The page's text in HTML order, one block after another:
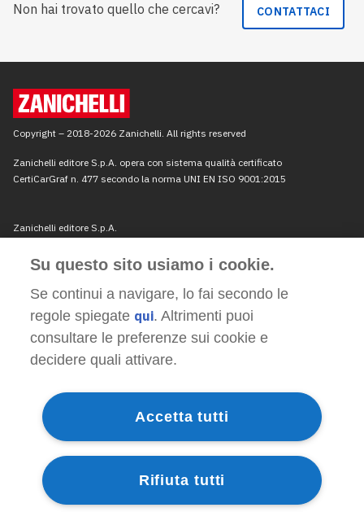
Non hai trovato quello che cercavi? CONTATTACI
Su questo sito usiamo i cookie.
Se continui a navigare, lo fai secondo le
regole spiegate qui. Altrimenti puoi
consultare le preferenze sui cookie e
decidere quali attivare.
Accetta tutti
Rifiuta tutti